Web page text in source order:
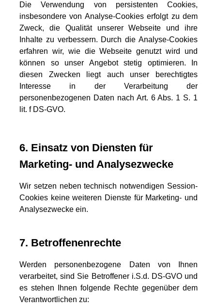
Die Verwendung von persistenten Cookies,
insbesondere von Analyse-Cookies erfolgt zu dem
Zweck, die Qualität unserer Webseite und ihre
Inhalte zu verbessern. Durch die Analyse-Cookies
erfahren wir, wie die Webseite genutzt wird und
können so unser Angebot stetig optimieren. In
diesen Zwecken liegt auch unser berechtigtes
Interesse in der Verarbeitung der
personenbezogenen Daten nach Art. 6 Abs. 1 S. 1
lit. f DS-GVO.
6. Einsatz von Diensten für
Marketing- und Analysezwecke
Wir setzen neben technisch notwendigen Session-
Cookies keine weiteren Dienste für Marketing- und
Analysezwecke ein.
7. Betroffenenrechte
Werden personenbezogene Daten von Ihnen
verarbeitet, sind Sie Betroffener i.S.d. DS-GVO und
es stehen Ihnen folgende Rechte gegenüber dem
Verantwortlichen zu: